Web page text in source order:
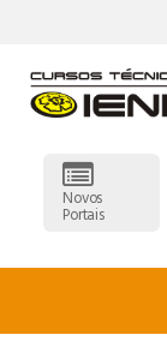
Novos
Portais